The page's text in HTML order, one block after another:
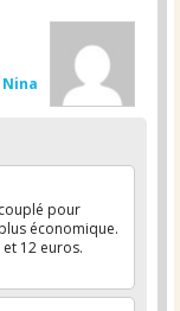
pour
économique.
12 euros.